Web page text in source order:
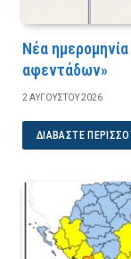
Νέα
αφεντάδων»
2 ΑΥΓΟΎΣΤΟΥ 2026
ΔΙΑΒΆΣΤΕ